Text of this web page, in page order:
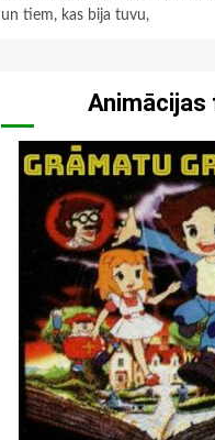
un tiem, kas bija tuvu,
Animācijas